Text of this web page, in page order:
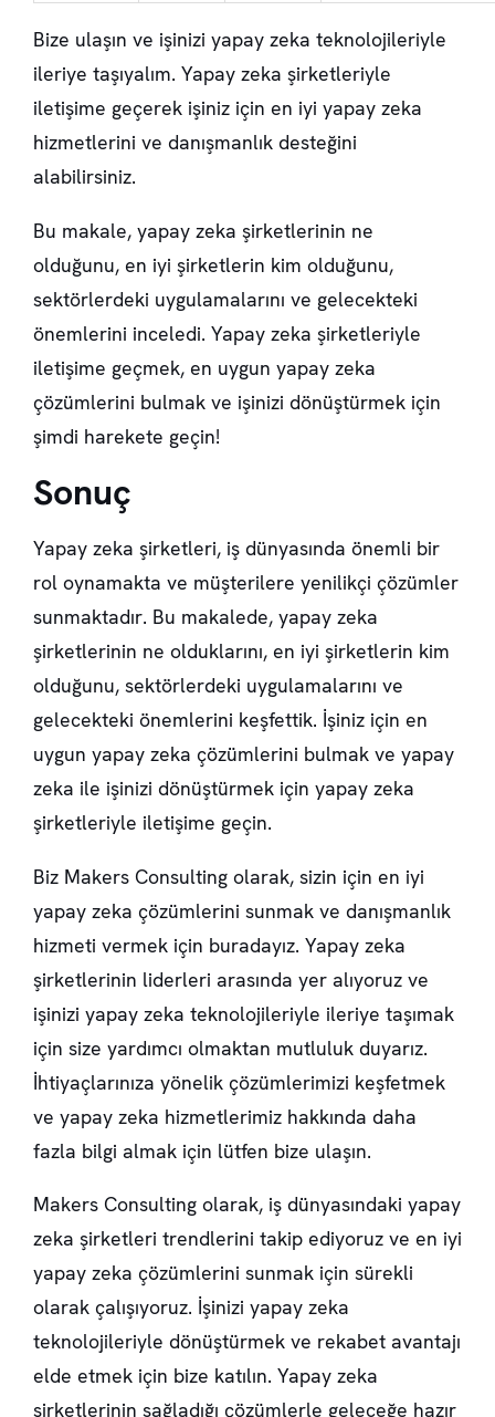
Bize ulaşın ve işinizi yapay zeka teknolojileriyle
ileriye taşıyalım. Yapay zeka şirketleriyle
iletişime geçerek işiniz için en iyi yapay zeka
hizmetlerini ve danışmanlık desteğini
alabilirsiniz.
Bu makale, yapay zeka şirketlerinin ne
olduğunu, en iyi şirketlerin kim olduğunu,
sektörlerdeki uygulamalarını ve gelecekteki
önemlerini inceledi. Yapay zeka şirketleriyle
iletişime geçmek, en uygun yapay zeka
çözümlerini bulmak ve işinizi dönüştürmek için
şimdi harekete geçin!
Sonuç
Yapay zeka şirketleri, iş dünyasında önemli bir
rol oynamakta ve müşterilere yenilikçi çözümler
sunmaktadır. Bu makalede, yapay zeka
şirketlerinin ne olduklarını, en iyi şirketlerin kim
olduğunu, sektörlerdeki uygulamalarını ve
gelecekteki önemlerini keşfettik. İşiniz için en
uygun yapay zeka çözümlerini bulmak ve yapay
zeka ile işinizi dönüştürmek için yapay zeka
şirketleriyle iletişime geçin.
Biz Makers Consulting olarak, sizin için en iyi
yapay zeka çözümlerini sunmak ve danışmanlık
hizmeti vermek için buradayız. Yapay zeka
şirketlerinin liderleri arasında yer alıyoruz ve
işinizi yapay zeka teknolojileriyle ileriye taşımak
için size yardımcı olmaktan mutluluk duyarız.
İhtiyaçlarınıza yönelik çözümlerimizi keşfetmek
ve yapay zeka hizmetlerimiz hakkında daha
fazla bilgi almak için lütfen bize ulaşın.
Makers Consulting olarak, iş dünyasındaki yapay
zeka şirketleri trendlerini takip ediyoruz ve en iyi
yapay zeka çözümlerini sunmak için sürekli
olarak çalışıyoruz. İşinizi yapay zeka
teknolojileriyle dönüştürmek ve rekabet avantajı
elde etmek için bize katılın. Yapay zeka
şirketlerinin sağladığı çözümlerle geleceğe hazır